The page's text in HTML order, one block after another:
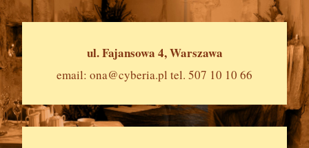
ul. Fajansowa 4, Warszawa
email: ona@cyberia.pl tel. 507 10 10 66